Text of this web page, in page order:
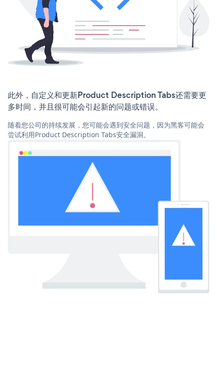
此外，自定义和更新Product Description Tabs还需要更
多时间，并且很可能会引起新的问题或错误。
随着您公司的持续发展，您可能会遇到安全问题，因为黑客可能会
尝试利用Product Description Tabs安全漏洞。